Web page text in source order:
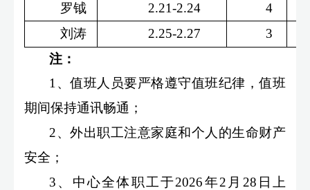
罗钺
2.21-2.24
4
刘涛
2.25-2.27
3
注：
1 、值班人员要严格遵守值班纪律，值班
期间保持通讯畅通 ；
2、外出职工注意家庭和个人的生命财产
安全 ；
3 、中心全体职工于2026年2 月 28 日上